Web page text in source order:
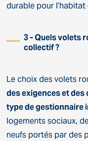
durable pour
3 - Quels volets
collectif ?
Le choix des volets
des exigences et
type de gestionnaire
logements sociaux,
neufs portés par des